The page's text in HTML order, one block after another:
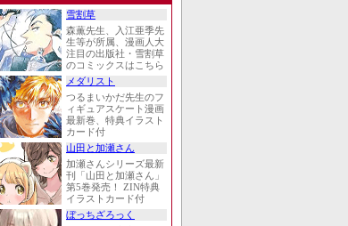
雪割草
森薫先生、入江亜季先
生等が所属、漫画人大
注目の出版社・雪割草
のコミックスはこちら
メダリスト
つるまいかだ先生のフ
ィギュアスケート漫画
最新巻、特典イラスト
カード付
山田と加瀬さん
加瀬さんシリーズ最新
刊「山田と加瀬さん」
第5巻発売！ ZIN特典
イラストカード付
ぼっちざろっく